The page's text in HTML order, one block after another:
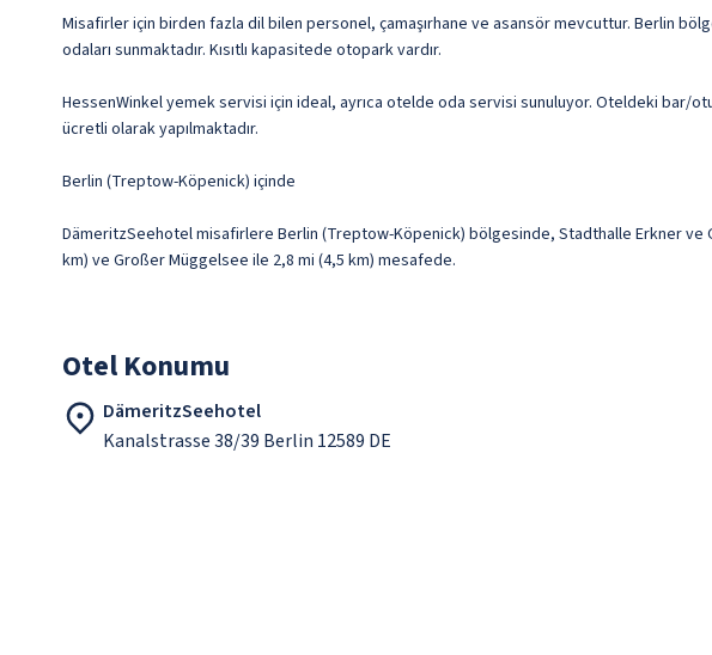
Misafirler için birden fazla dil bilen personel, çamaşırhane ve asansör mevcuttur. Berlin
odaları sunmaktadır. Kısıtlı kapasitede otopark vardır.
HessenWinkel yemek servisi için ideal, ayrıca otelde oda servisi sunuluyor. Oteldeki bar/
ücretli olarak yapılmaktadır.
Berlin (Treptow-Köpenick) içinde
DämeritzSeehotel misafirlere Berlin (Treptow-Köpenick) bölgesinde, Stadthalle Erkner ve
km) ve Großer Müggelsee ile 2,8 mi (4,5 km) mesafede.
Otel Konumu
DämeritzSeehotel
Kanalstrasse 38/39 Berlin 12589 DE